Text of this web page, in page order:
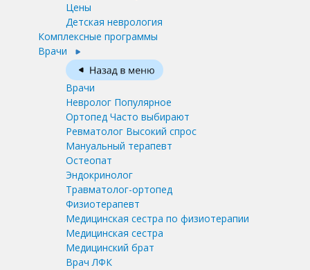
Цены
Детская неврология
Комплексные программы
Врачи
Врачи
Невролог Популярное
Ортопед Часто выбирают
Ревматолог Высокий спрос
Мануальный терапевт
Остеопат
Эндокринолог
Травматолог-ортопед
Физиотерапевт
Медицинская сестра по физиотерапии
Медицинская сестра
Медицинский брат
Врач ЛФК